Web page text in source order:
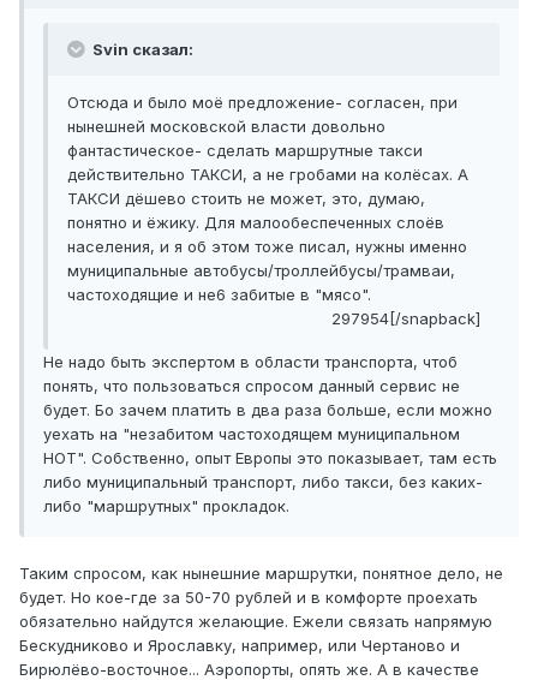
Svin сказал:
Отсюда и было моё предложение- согласен, при
нынешней московской власти довольно
фантастическое- сделать маршрутные такси
действительно ТАКСИ, а не гробами на колёсах. А
ТАКСИ дёшево стоить не может, это, думаю,
понятно и ёжику. Для малообеспеченных слоёв
населения, и я об этом тоже писал, нужны именно
муниципальные автобусы/троллейбусы/трамваи,
частоходящие и не6 забитые в "мясо".
297954[/snapback]
Не надо быть экспертом в области транспорта, чтоб
понять, что пользоваться спросом данный сервис не
будет. Бо зачем платить в два раза больше, если можно
уехать на "незабитом частоходящем муниципальном
НОТ". Собственно, опыт Европы это показывает, там есть
либо муниципальный транспорт, либо такси, без каких-
либо "маршрутных" прокладок.
Таким спросом, как нынешние маршрутки, понятное дело, не
будет. Но кое-где за 50-70 рублей и в комфорте проехать
обязательно найдутся желающие. Ежели связать напрямую
Бескудниково и Ярославку, например, или Чертаново и
Бирюлёво-восточное... Аэропорты, опять же. А в качестве